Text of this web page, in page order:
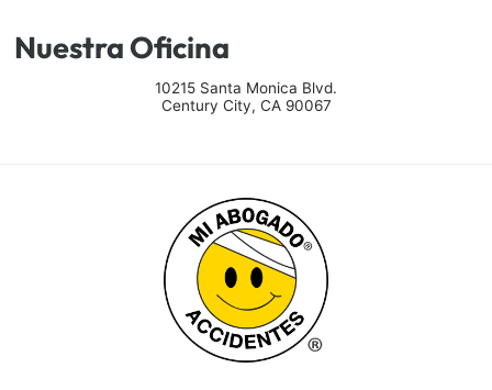
Nuestra Oficina
10215 Santa Monica Blvd.
Century City, CA 90067